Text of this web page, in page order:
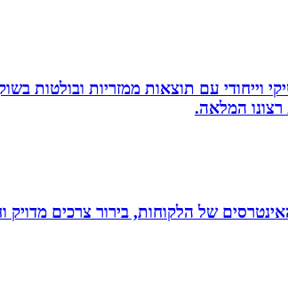
וייחודי עם תוצאות ממזריות ובולטות
רצונו המלאה.
של הלקוחות, בירור צרכים